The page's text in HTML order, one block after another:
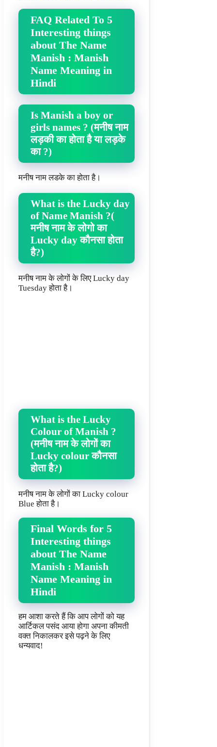
FAQ Related To 5
Interesting things
about The Name
Manish : Manish
Name Meaning in
Hindi
Is Manish a boy or
girls names ? (मनीष नाम
लड़की का होता है या लड़के
का ?)
मनीष नाम लडके का होता है।
What is the Lucky day
of Name Manish ?(
मनीष नाम के लोगो का
Lucky day कौनसा होता
है?)
मनीष नाम के लोगों के लिए Lucky day
Tuesday होता है।
What is the Lucky
Colour of Manish ?
(मनीष नाम के लोगों का
Lucky colour कौनसा
होता है?)
मनीष नाम के लोगों का Lucky colour
Blue होता है।
Final Words for 5
Interesting things
about The Name
Manish : Manish
Name Meaning in
Hindi
हम आशा करते हैं कि आप लोगों को यह
आर्टिकल पसंद आया होगा अपना कीमती
वक्त निकालकर इसे पढ़ने के लिए
धन्यवाद!